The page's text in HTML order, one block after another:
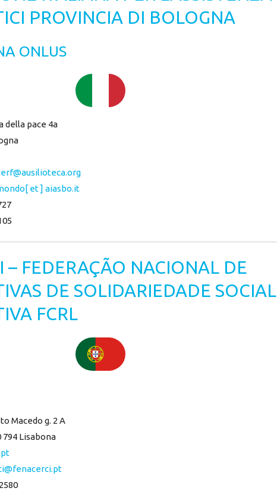
PROVINCIA DI BOLOGNA
ONLUS
della pace 4a
et ] aiasbo.it
– FEDERAÇÃO NACIONAL DE
DE SOLIDARIEDADE SOCIAL
FCRL
Macedo g. 2 A
Lisabona